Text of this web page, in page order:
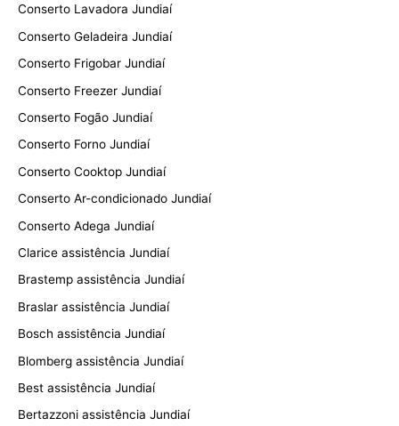
Conserto Lavadora Jundiaí
Conserto Geladeira Jundiaí
Conserto Frigobar Jundiaí
Conserto Freezer Jundiaí
Conserto Fogão Jundiaí
Conserto Forno Jundiaí
Conserto Cooktop Jundiaí
Conserto Ar-condicionado Jundiaí
Conserto Adega Jundiaí
Clarice assistência Jundiaí
Brastemp assistência Jundiaí
Braslar assistência Jundiaí
Bosch assistência Jundiaí
Blomberg assistência Jundiaí
Best assistência Jundiaí
Bertazzoni assistência Jundiaí